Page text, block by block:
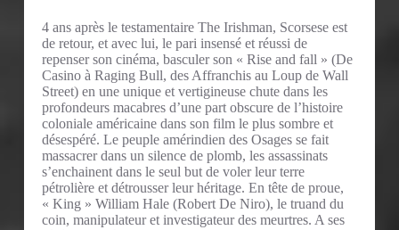
4 ans après le testamentaire The Irishman, Scorsese est
de retour, et avec lui, le pari insensé et réussi de
repenser son cinéma, basculer son « Rise and fall » (De
Casino à Raging Bull, des Affranchis au Loup de Wall
Street) en une unique et vertigineuse chute dans les
profondeurs macabres d’une part obscure de l’histoire
coloniale américaine dans son film le plus sombre et
désespéré. Le peuple amérindien des Osages se fait
massacrer dans un silence de plomb, les assassinats
s’enchainent dans le seul but de voler leur terre
pétrolière et détrousser leur héritage. En tête de proue,
« King » William Hale (Robert De Niro), le truand du
coin, manipulateur et investigateur des meurtres. A ses